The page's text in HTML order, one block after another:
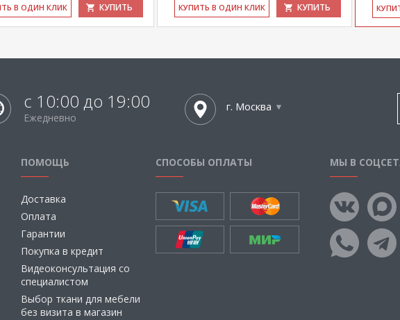
В ОДИН КЛИК КУПИТЬ КУ­ПИТЬ В ОДИН КЛИК КУПИТЬ
с 10:00 до 19:00
Ежедневно
г. Москва
ПОМОЩЬ
Доставка
Оплата
Гарантии
Покупка в кредит
Видеоконсультация со
специалистом
Выбор ткани для мебели
без визита в магазин
СПОСОБЫ ОПЛАТЫ МЫ В